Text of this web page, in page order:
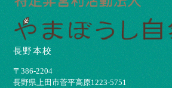
長野本校
〒386-2204
⻑野県上⽥市菅平⾼原1223-5751